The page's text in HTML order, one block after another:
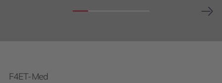
F4ET-Med